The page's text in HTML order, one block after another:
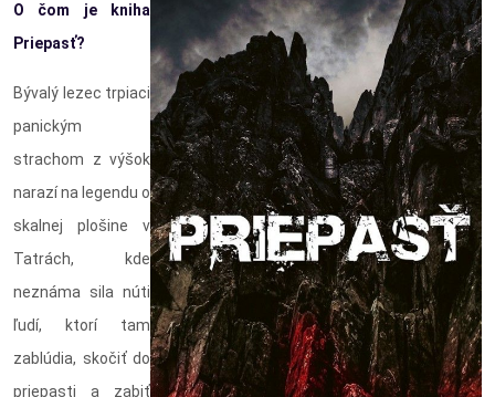
O čom je kniha
Priepasť?
Bývalý lezec trpiaci
panickým
strachom z výšok
narazí na legendu o
skalnej plošine v
Tatrách, kde
neznáma sila núti
ľudí, ktorí tam
zablúdia, skočiť do
priepasti a zabiť